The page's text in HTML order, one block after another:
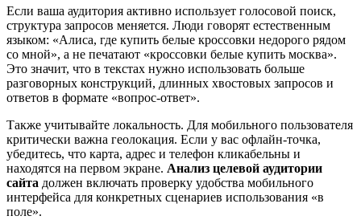
Если ваша аудитория активно использует голосовой поиск,
структура запросов меняется. Люди говорят естественным
языком: «Алиса, где купить белые кроссовки недорого рядом
со мной», а не печатают «кроссовки белые купить москва».
Это значит, что в текстах нужно использовать больше
разговорных конструкций, длинных хвостовых запросов и
ответов в формате «вопрос-ответ».
Также учитывайте локальность. Для мобильного пользователя
критически важна геолокация. Если у вас офлайн-точка,
убедитесь, что карта, адрес и телефон кликабельны и
находятся на первом экране. Анализ целевой аудитории
сайта должен включать проверку удобства мобильного
интерфейса для конкретных сценариев использования «в
поле».